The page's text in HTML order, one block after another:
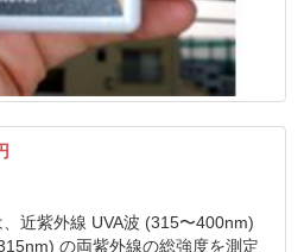
近紫外線 UVA波 (315〜400nm)
の両紫外線の総強度を測定